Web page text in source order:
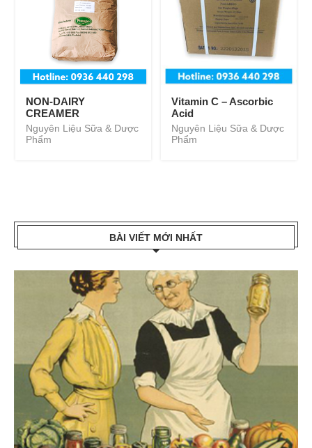
NON-DAIRY
CREAMER
Nguyên Liệu Sữa & Dược
Phẩm
Vitamin C – Ascorbic
Acid
Nguyên Liệu Sữa & Dược
Phẩm
BÀI VIẾT MỚI NHẤT